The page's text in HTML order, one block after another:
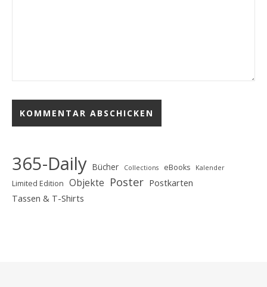
365-Daily Bücher Collections eBooks Kalender
Limited Edition Objekte Poster Postkarten
Tassen & T-Shirts